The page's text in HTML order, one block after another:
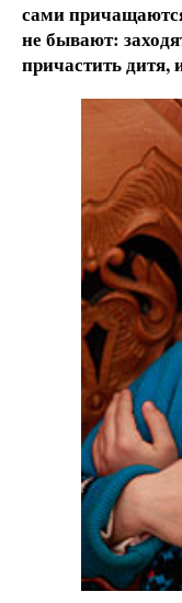
сами
не бывают:
причастить дитя,